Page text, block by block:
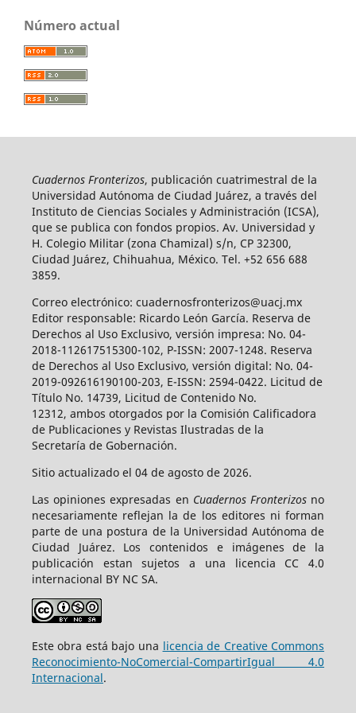
Número actual
Cuadernos Fronterizos, publicación cuatrimestral de la
Universidad Autónoma de Ciudad Juárez, a través del
Instituto de Ciencias Sociales y Administración (ICSA),
que se publica con fondos propios. Av. Universidad y
H. Colegio Militar (zona Chamizal) s/n, CP 32300,
Ciudad Juárez, Chihuahua, México. Tel. +52 656 688
3859.
Correo electrónico: cuadernosfronterizos@uacj.mx
Editor responsable: Ricardo León García. Reserva de
Derechos al Uso Exclusivo, versión impresa: No. 04-
2018-112617515300-102, P-ISSN: 2007-1248. Reserva
de Derechos al Uso Exclusivo, versión digital: No. 04-
2019-092616190100-203, E-ISSN: 2594-0422. Licitud de
Título No. 14739, Licitud de Contenido No.
12312, ambos otorgados por la Comisión Calificadora
de Publicaciones y Revistas Ilustradas de la
Secretaría de Gobernación.
Sitio actualizado el 04 de agosto de 2026.
Las opiniones expresadas en Cuadernos Fronterizosno
necesariamente reflejan la de los editores ni forman
parte de una postura de la Universidad Autónoma de
Ciudad Juárez. Los contenidos e imágenes de la
publicación estan sujetos a una licencia CC 4.0
internacional BY NC SA.
Este obra está bajo una licencia de Creative Commons
Reconocimiento-NoComercial-CompartirIgual 4.0
Internacional.